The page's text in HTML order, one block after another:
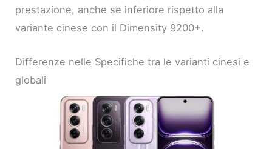
prestazione, anche se inferiore rispetto alla
variante cinese con il Dimensity 9200+.
Differenze nelle Specifiche tra le varianti cinesi e
globali